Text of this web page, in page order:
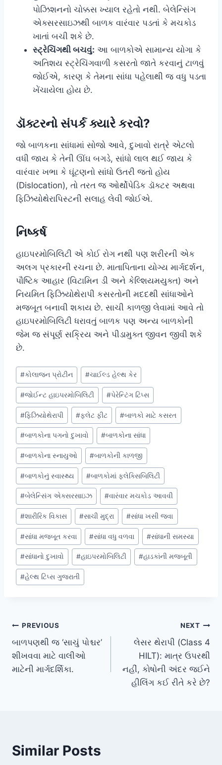
પોઝિશનનો ચોક્કસ ખ્યાલ રહેતો નથી. બેલેન્સિંગ
એક્સરસાઇઝથી બાળક વારંવાર પડતાં કે મચકોડ
ખાતાં બચી શકે છે.
સ્ટ્રેચિંગથી બચવું: આ બાળકોએ સામાન્ય યોગા કે
અતિશય સ્ટ્રેચિંગવાળી કસરતો જાતે કરવાનું ટાળવું
જોઈએ, કારણ કે તેમના સાંધા પહેલાથી જ વધુ પડતા
ખેંચાયેલા હોય છે.
ડૉક્ટરનો સંપર્ક ક્યારે કરવો?
જો બાળકના સાંધામાં સોજો આવે, દુખાવો રાત્રે એટલો
વધી જાય કે તેની ઊંઘ બગડે, સાંધો લાલ થઈ જાય કે
વારંવાર ખભા કે ઘૂંટણનો સાંધો ઉતરી જતો હોય
(Dislocation), તો તરત જ ઓર્થોપેડિક ડૉક્ટર અથવા
ફિઝિયોથેરાપિસ્ટની સલાહ લેવી જોઈએ.
નિષ્કર્ષ
હાઇપરમોબિલિટી એ કોઈ રોગ નથી પણ શરીરની એક
અલગ પ્રકારની રચના છે. માતાપિતાના યોગ્ય માર્ગદર્શન,
પૌષ્ટિક આહાર (વિટામિન ડી અને કેલ્શિયમયુક્ત) અને
નિયમિત ફિઝિયોથેરાપી કસરતોની મદદથી સાંધાઓને
મજબૂત બનાવી શકાય છે. સાચી કાળજી લેવામાં આવે તો
હાઇપરમોબિલિટી ધરાવતું બાળક પણ અન્ય બાળકોની
જેમ જ સંપૂર્ણ સક્રિય અને પીડામુક્ત જીવન જીવી શકે
છે.
Post
Tags:
#કોલાજન પ્રોટીન #ચાઈલ્ડ હેલ્થ કેર
#જોઈન્ટ હાઇપરમોબિલિટી #પેરેન્ટિંગ ટિપ્સ
#ફિઝિયોથેરાપી #ફ્લેટ ફીટ #બાળકો માટે કસરત
#બાળકોના પગનો દુખાવો #બાળકોના સાંધા
#બાળકોના સ્નાયુઓ #બાળકોની કાળજી
#બાળકોનું સ્વાસ્થ્ય #બાળકોમાં ફ્લેક્સિબિલિટી
#બેલેન્સિંગ એક્સરસાઇઝ #વારંવાર મચકોડ આવવી
#શારીરિક વિકાસ #સાચી મુદ્રા #સાંધા ખસી જવા
#સાંધા મજબૂત કરવા #સાંધા વધુ વળવા #સાંધાની સમસ્યા
#સાંધાનો દુખાવો #હાઇપરમોબિલિટી #હાડકાંની મજબૂતી
#હેલ્થ ટિપ્સ ગુજરાતી
Post
navigation
PREVIOUS
બાળપણથી જ ‘સાચું પોશ્ચર’
શીખવવા માટે વાલીઓ
માટેની માર્ગદર્શિકા.
NEXT
લેસર થેરાપી (Class 4
HILT): માત્ર ઉપરથી
નહીં, કોષોની અંદર જઈને
હીલિંગ કઈ રીતે કરે છે?
Similar Posts